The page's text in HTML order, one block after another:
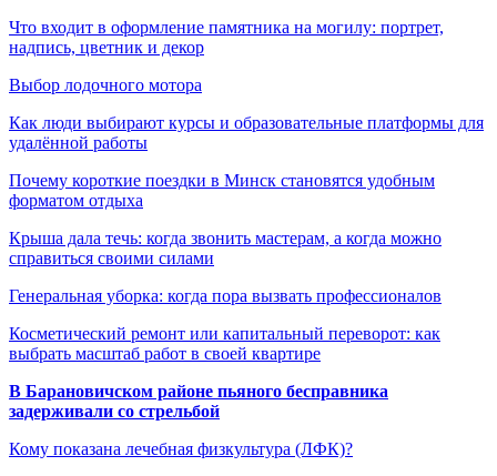
Что входит в оформление памятника на могилу: портрет,
надпись, цветник и декор
Выбор лодочного мотора
Как люди выбирают курсы и образовательные платформы для
удалённой работы
Почему короткие поездки в Минск становятся удобным
форматом отдыха
Крыша дала течь: когда звонить мастерам, а когда можно
справиться своими силами
Генеральная уборка: когда пора вызвать профессионалов
Косметический ремонт или капитальный переворот: как
выбрать масштаб работ в своей квартире
В Барановичском районе пьяного бесправника
задерживали со стрельбой
Кому показана лечебная физкультура (ЛФК)?